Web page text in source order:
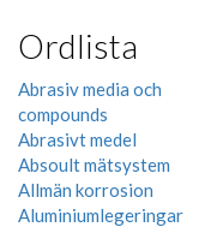
Ordlista
Abrasiv media och
compounds
Abrasivt medel
Absoult mätsystem
Allmän korrosion
Aluminiumlegeringar